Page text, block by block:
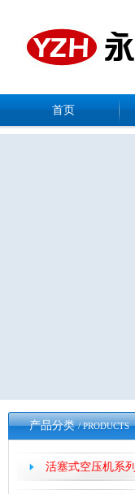
首页
产品分类/ PRODUCTS
活塞式空压机系列